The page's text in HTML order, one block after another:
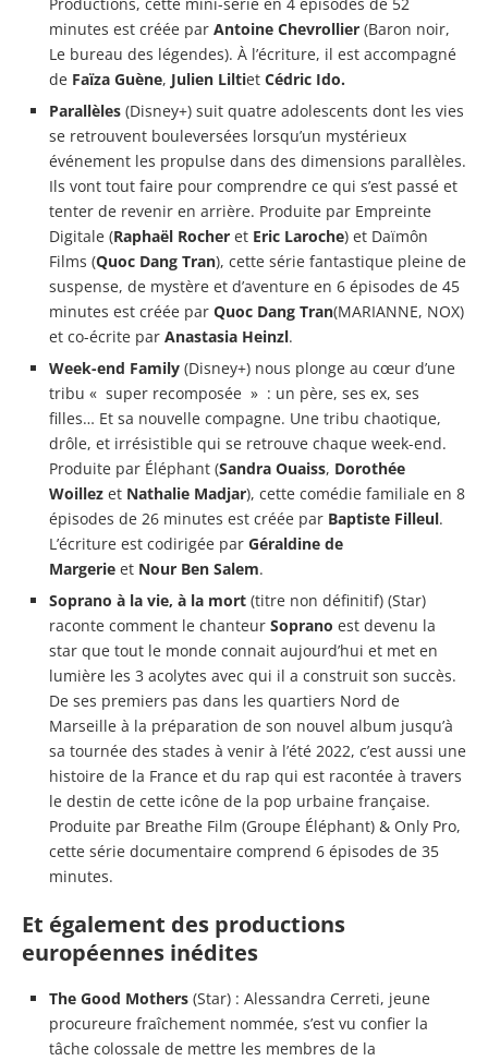
minutes est créée par Antoine Chevrollier (Baron noir,
Le bureau des légendes). À l’écriture, il est accompagné
de Faïza Guène, Julien Liltiet Cédric Ido.
Parallèles (Disney+) suit quatre adolescents dont les vies
se retrouvent bouleversées lorsqu’un mystérieux
événement les propulse dans des dimensions parallèles.
Ils vont tout faire pour comprendre ce qui s’est passé et
tenter de revenir en arrière. Produite par Empreinte
Digitale (Raphaël Rocher et Eric Laroche) et Daïmôn
Films (Quoc Dang Tran), cette série fantastique pleine de
suspense, de mystère et d’aventure en 6 épisodes de 45
minutes est créée par Quoc Dang Tran(MARIANNE, NOX)
et co-écrite par Anastasia Heinzl.
Week-end Family (Disney+) nous plonge au cœur d’une
tribu « super recomposée » : un père, ses ex, ses
filles… Et sa nouvelle compagne. Une tribu chaotique,
drôle, et irrésistible qui se retrouve chaque week-end.
Produite par Éléphant (Sandra Ouaiss, Dorothée
Woillez et Nathalie Madjar), cette comédie familiale en 8
épisodes de 26 minutes est créée par Baptiste Filleul.
L’écriture est codirigée par Géraldine de
Margerie et Nour Ben Salem.
Soprano à la vie, à la mort (titre non définitif) (Star)
raconte comment le chanteur Soprano est devenu la
star que tout le monde connait aujourd’hui et met en
lumière les 3 acolytes avec qui il a construit son succès.
De ses premiers pas dans les quartiers Nord de
Marseille à la préparation de son nouvel album jusqu’à
sa tournée des stades à venir à l’été 2022, c’est aussi une
histoire de la France et du rap qui est racontée à travers
le destin de cette icône de la pop urbaine française.
Produite par Breathe Film (Groupe Éléphant) & Only Pro,
cette série documentaire comprend 6 épisodes de 35
minutes.
Et également des productions
européennes inédites
The Good Mothers (Star) : Alessandra Cerreti, jeune
procureure fraîchement nommée, s’est vu confier la
tâche colossale de mettre les membres de la